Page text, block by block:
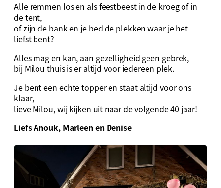
Alle remmen los en als feestbeest in de kroeg of in
de tent,
of zijn de bank en je bed de plekken waar je het
liefst bent?
Alles mag en kan, aan gezelligheid geen gebrek,
bij Milou thuis is er altijd voor iedereen plek.
Je bent een echte topper en staat altijd voor ons
klaar,
lieve Milou, wij kijken uit naar de volgende 40 jaar!
Liefs Anouk, Marleen en Denise